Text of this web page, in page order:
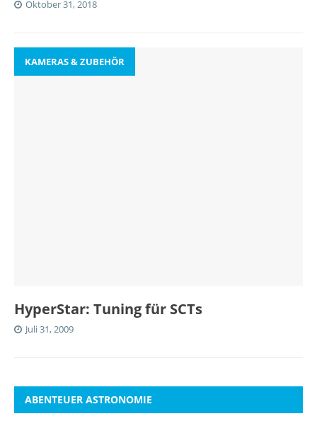
Oktober 31, 2018
KAMERAS & ZUBEHÖR
HyperStar: Tuning für SCTs
Juli 31, 2009
ABENTEUER ASTRONOMIE